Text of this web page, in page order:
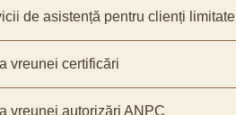
de asistență pentru clienți limitate
vreunei certificări
vreunei autorizări ANPC